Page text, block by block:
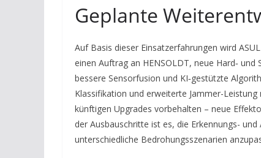
Geplante
Auf Basis dieser Einsatzerfahrungen wird
einen Auftrag an HENSOLDT, neue Hard‑
bessere Sensorfusion und KI‑gestützte
Klassifikation und erweiterte Jammer-
künftigen Upgrades vorbehalten – neue
der Ausbauschritte ist es, die Erkennungs-
unterschiedliche Bedrohungsszenarien